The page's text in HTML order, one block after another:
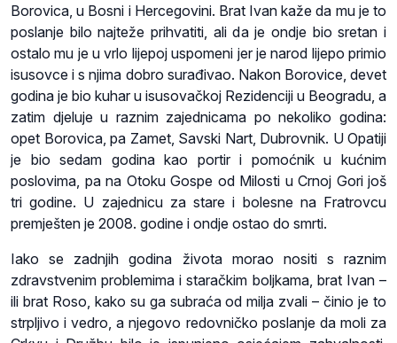
Borovica, u Bosni i Hercegovini. Brat Ivan kaže da mu je to
poslanje bilo najteže prihvatiti, ali da je ondje bio sretan i
ostalo mu je u vrlo lijepoj uspomeni jer je narod lijepo primio
isusovce i s njima dobro surađivao. Nakon Borovice, devet
godina je bio kuhar u isusovačkoj Rezidenciji u Beogradu, a
zatim djeluje u raznim zajednicama po nekoliko godina:
opet Borovica, pa Zamet, Savski Nart, Dubrovnik. U Opatiji
je bio sedam godina kao portir i pomoćnik u kućnim
poslovima, pa na Otoku Gospe od Milosti u Crnoj Gori još
tri godine. U zajednicu za stare i bolesne na Fratrovcu
premješten je 2008. godine i ondje ostao do smrti.
Iako se zadnjih godina života morao nositi s raznim
zdravstvenim problemima i staračkim boljkama, brat Ivan –
ili brat Roso, kako su ga subraća od milja zvali – činio je to
strpljivo i vedro, a njegovo redovničko poslanje da moli za